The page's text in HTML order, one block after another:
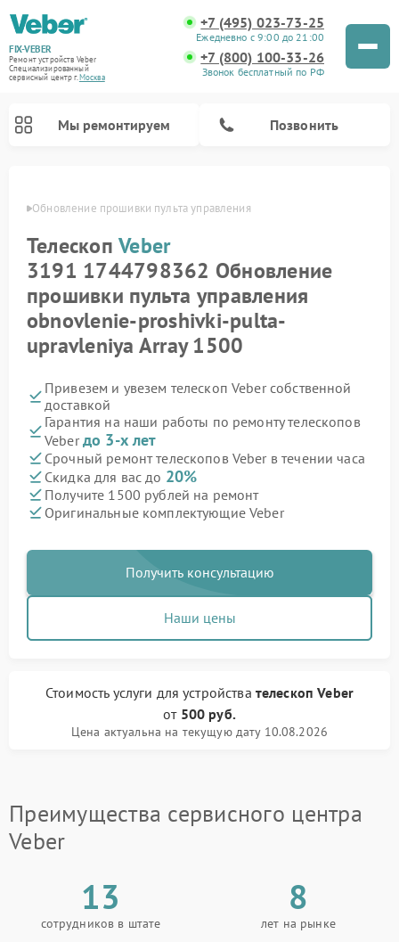
FIX-VEBER
Ремонт устройств Veber
Специализированный
cервисный центр г.Москва
+7 (495) 023-73-25
Ежедневно с 9:00 до 21:00
+7 (800) 100-33-26
Звонок бесплатный по РФ
Мы ремонтируем Позвонить
Обновление прошивки пульта управления
ТелескопVeber
3191 1744798362 Обновление
прошивки пульта управления
obnovlenie-proshivki-pulta-
upravleniya Array 1500
Привезем и увезем телескоп Veber собственной
доставкой
Гарантия на наши работы по ремонту телескопов
Veberдо 3-х лет
Срочный ремонт телескопов Veber в течении часа
Скидка для вас до 20%
Получите 1500 рублей на ремонт
Оригинальные комплектующие Veber
Получить консультацию
Наши цены
Стоимость услуги для устройства телескоп Veber
от 500 руб.
Цена актуальна на текущую дату 10.08.2026
Преимущества сервисного центра
Veber
13
сотрудников в штате
8
лет на рынке